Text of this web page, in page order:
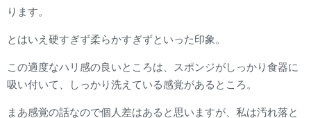
ります。
とはいえ硬すぎず柔らかすぎずといった印象。
この適度なハリ感の良いところは、スポンジがしっかり食器に
吸い付いて、しっかり洗えている感覚があるところ。
まあ感覚の話なので個人差はあると思いますが、私は汚れ落と